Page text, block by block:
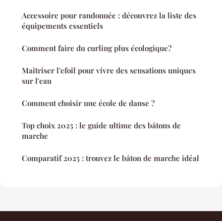
Accessoire pour randonnée : découvrez la liste des
équipements essentiels
Comment faire du curling plus écologique?
Maîtriser l'efoil pour vivre des sensations uniques
sur l'eau
Comment choisir une école de danse ?
Top choix 2025 : le guide ultime des bâtons de
marche
Comparatif 2025 : trouvez le bâton de marche idéal